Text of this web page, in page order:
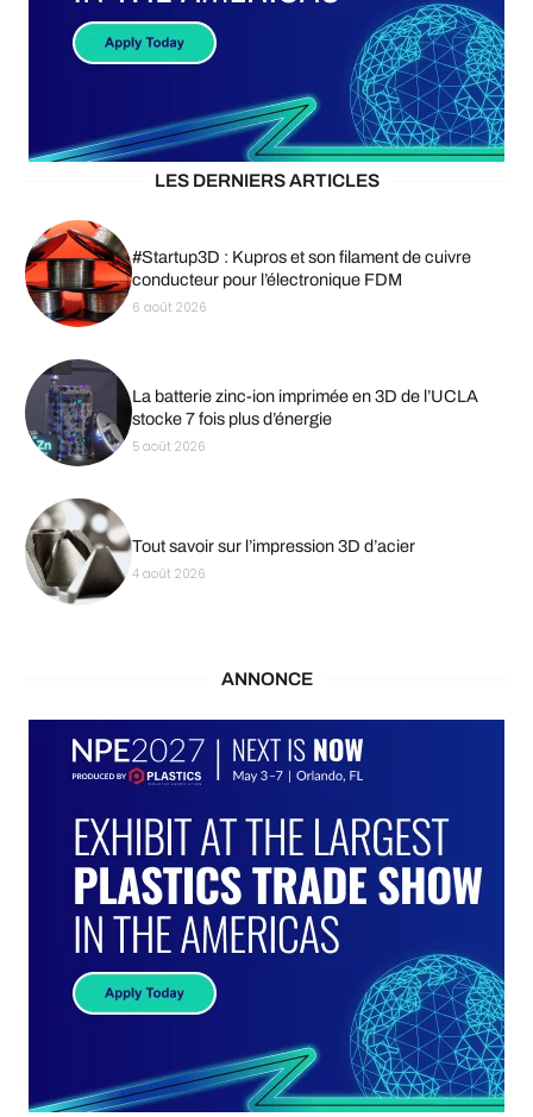
LES DERNIERS ARTICLES
#Startup3D : Kupros et son filament de cuivre
conducteur pour l’électronique FDM
6 août 2026
La batterie zinc-ion imprimée en 3D de l’UCLA
stocke 7 fois plus d’énergie
5 août 2026
Tout savoir sur l’impression 3D d’acier
4 août 2026
ANNONCE